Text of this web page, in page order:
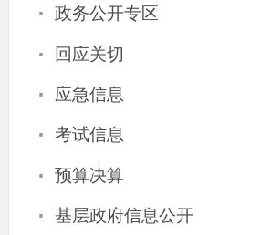
· 政务公开专区
· 回应关切
· 应急信息
· 考试信息
· 预算决算
· 基层政府信息公开